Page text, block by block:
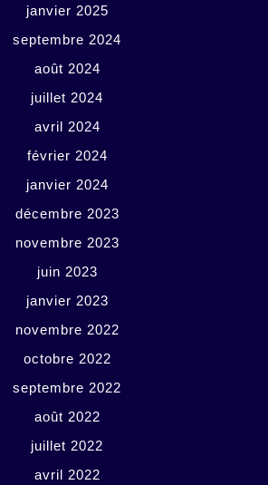
janvier 2025
septembre 2024
août 2024
juillet 2024
avril 2024
février 2024
janvier 2024
décembre 2023
novembre 2023
juin 2023
janvier 2023
novembre 2022
octobre 2022
septembre 2022
août 2022
juillet 2022
avril 2022